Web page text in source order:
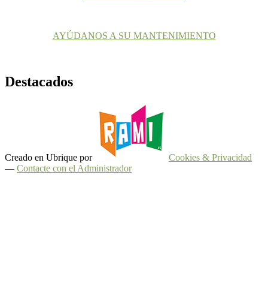
AYÚDANOS A SU MANTENIMIENTO
Destacados
Creado en Ubrique por
Cookies & Privacidad
— Contacte con el Administrador